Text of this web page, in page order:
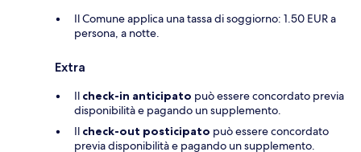
Il Comune applica una tassa di soggiorno: 1.50 EUR a
persona, a notte.
Extra
Il check-in anticipato può essere concordato previa
disponibilità e pagando un supplemento.
Il check-out posticipato può essere concordato
previa disponibilità e pagando un supplemento.